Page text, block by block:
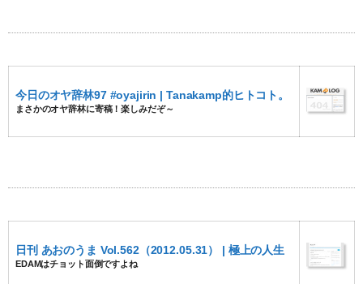
今日のオヤ辞林97 #oyajirin | Tanakamp的ヒトコト。
まさかのオヤ辞林に寄稿！楽しみだぞ～
日刊 あおのうま Vol.562（2012.05.31） | 極上の人生
EDAMはチョット面倒ですよね